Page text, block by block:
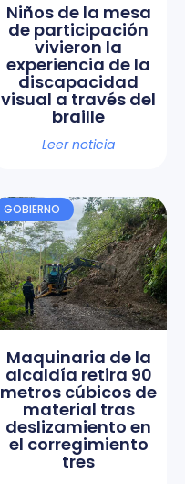
Niños de la mesa
de participación
vivieron la
experiencia de la
discapacidad
visual a través del
braille
Leer noticia
GOBIERNO
Maquinaria de la
alcaldía retira 90
metros cúbicos de
material tras
deslizamiento en
el corregimiento
tres